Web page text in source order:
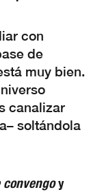
con
de
muy bien.
canalizar
soltándola
convengoy